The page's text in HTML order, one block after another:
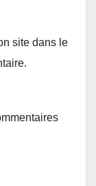
site dans le